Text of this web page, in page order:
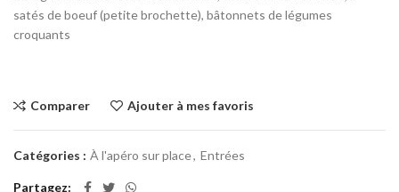
satés de boeuf (petite brochette), bâtonnets de légumes
croquants
Comparer Ajouter à mes favoris
Catégories : À l'apéro sur place, Entrées
Partagez